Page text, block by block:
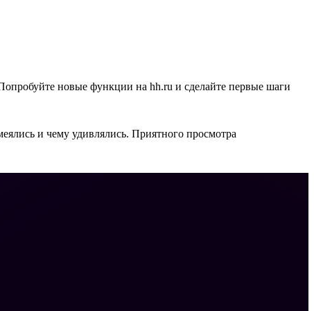
новые функции на hh.ru и сделайте первые шаги
и чему удивлялись. Приятного просмотра